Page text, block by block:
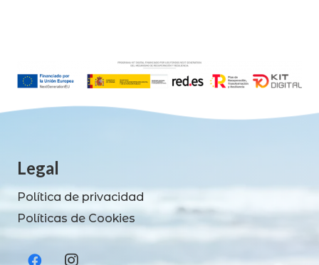
Legal
Política de privacidad
Políticas de Cookies